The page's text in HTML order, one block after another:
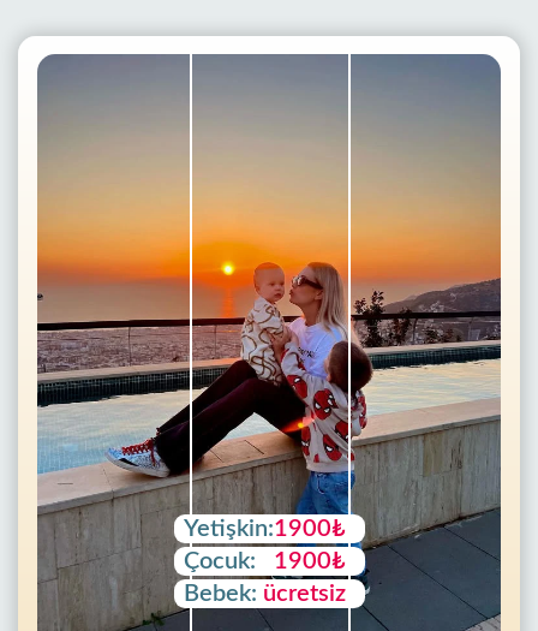
Yetişkin:1900₺
Çocuk:
1900₺
Bebek: ücretsiz